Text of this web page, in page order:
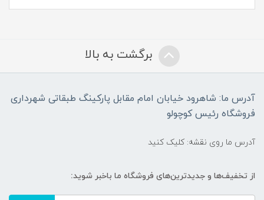
برگشت به بالا
آدرس ما: شاهرود خیابان امام مقابل پارکینگ طبقاتی شهرداری
فروشگاه رئیس کوچولو
آدرس ما روی نقشه: کلیک کنید
از تخفیف‌ها و جدیدترین‌های فروشگاه ما باخبر شوید: